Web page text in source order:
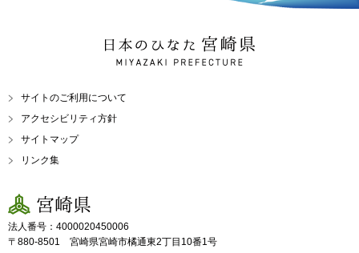
日本のひなた 宮崎県
MIYAZAKI PREFECTURE
サイトのご利用について
アクセシビリティ方針
サイトマップ
リンク集
宮崎県
法人番号：4000020450006
〒880-8501 宮崎県宮崎市橘通東2丁目10番1号